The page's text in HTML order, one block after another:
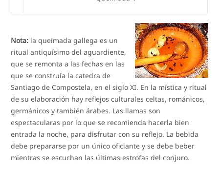
Nota: la queimada gallega es un
ritual antiquísimo del aguardiente,
que se remonta a las fechas en las
que se construía la catedra de
Santiago de Compostela, en el siglo XI. En la mística y ritual
de su elaboración hay reflejos culturales celtas, románicos,
germánicos y también árabes. Las llamas son
espectacularas por lo que se recomienda hacerla bien
entrada la noche, para disfrutar con su reflejo. La bebida
debe prepararse por un único oficiante y se debe beber
mientras se escuchan las últimas estrofas del conjuro.